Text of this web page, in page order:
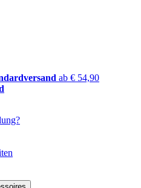
ab € 54,90